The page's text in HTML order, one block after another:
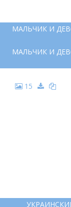
МАЛЬЧИК И
МАЛЬЧИК И
15